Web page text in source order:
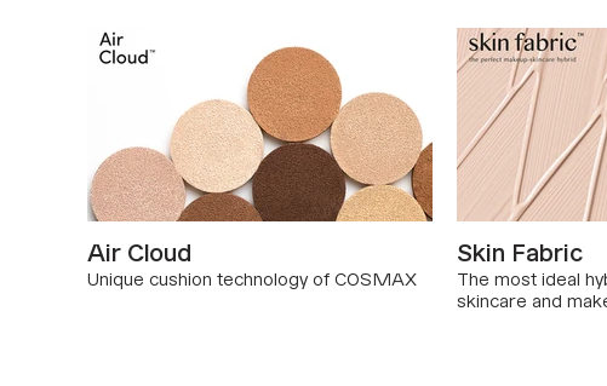
Air Cloud
Unique cushion technology of COSMAX
Skin Fabric
The most ideal
skincare and